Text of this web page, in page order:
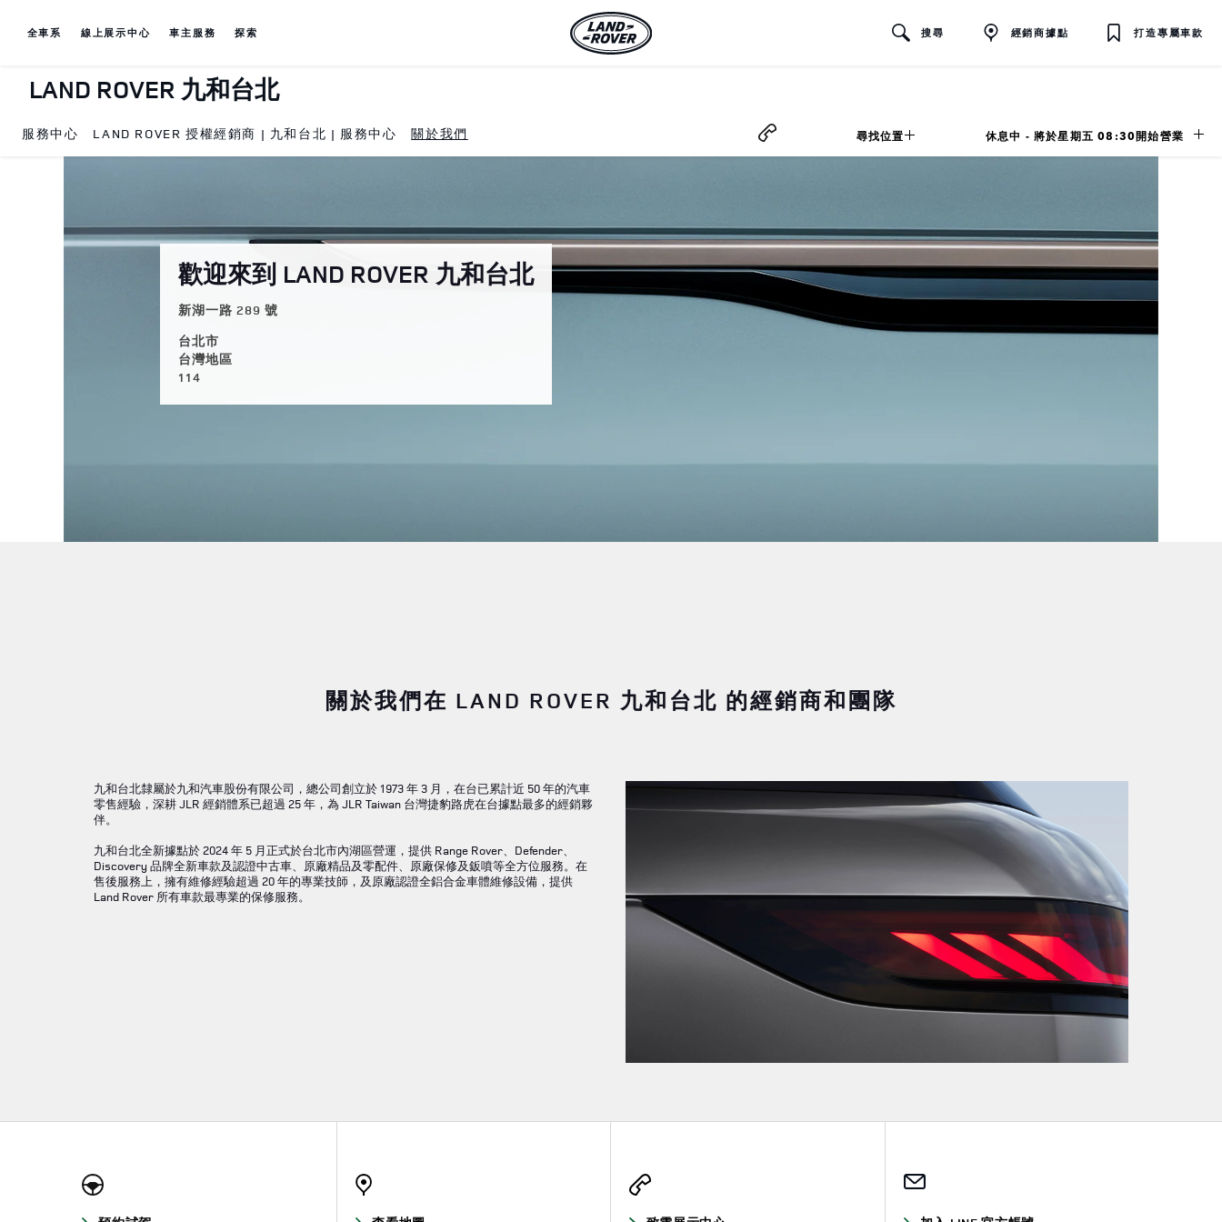
全車系 線上展示中心 車主服務 探索 搜尋 經銷商據點 打造專屬車款
LAND ROVER 九和台北
休息中 - 將於星期五 08:30開始營業
尋找位置
服務中心 LAND ROVER 授權經銷商 | 九和台北 | 服務中心 關於我們
歡迎來到 LAND ROVER 九和台北
新湖一路 289 號
台北市
台灣地區
114
關於我們在 LAND ROVER 九和台北 的經銷商和團隊
九和台北隸屬於九和汽車股份有限公司，總公司創立於 1973 年 3 月，在台已累計近 50 年的汽車
零售經驗，深耕 JLR 經銷體系已超過 25 年，為 JLR Taiwan 台灣捷豹路虎在台據點最多的經銷夥
伴。
九和台北全新據點於 2024 年 5 月正式於台北市內湖區營運，提供 Range Rover、Defender、
Discovery 品牌全新車款及認證中古車、原廠精品及零配件、原廠保修及鈑噴等全方位服務。在
售後服務上，擁有維修經驗超過 20 年的專業技師，及原廠認證全鋁合金車體維修設備，提供
Land Rover 所有車款最專業的保修服務。